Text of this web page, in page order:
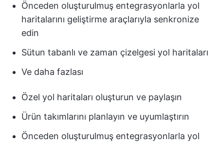
Önceden oluşturulmuş entegrasyonlarla yol
haritalarını geliştirme araçlarıyla senkronize
edin
Sütun tabanlı ve zaman çizelgesi yol haritaları
Ve daha fazlası
Özel yol haritaları oluşturun ve paylaşın
Ürün takımlarını planlayın ve uyumlaştırın
Önceden oluşturulmuş entegrasyonlarla yol